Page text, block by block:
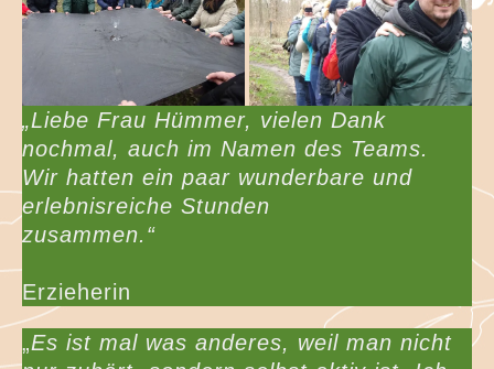
„Liebe Frau Hümmer, vielen Dank
nochmal, auch im Namen des Teams.
Wir hatten ein paar wunderbare und
erlebnisreiche Stunden
zusammen.“
Erzieherin
„Es ist mal was anderes, weil man nicht